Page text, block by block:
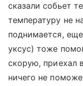
сказали собьет
температуру не
поднимается,
уксус) тоже
скорую, приехал
ничего не